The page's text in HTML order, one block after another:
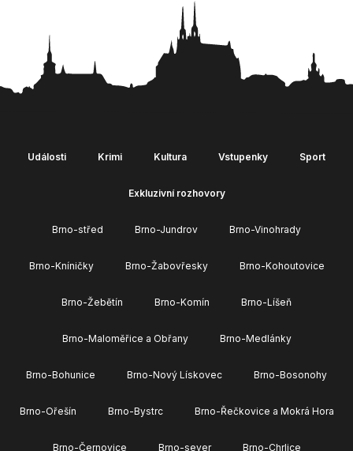
Události Krimi Kultura Vstupenky Sport
Exkluzivní rozhovory
Brno-střed Brno-Jundrov Brno-Vinohrady
Brno-Kníničky Brno-Žabovřesky Brno-Kohoutovice
Brno-Žebětín Brno-Komín Brno-Líšeň
Brno-Maloměřice a Obřany Brno-Medlánky
Brno-Bohunice Brno-Nový Lískovec Brno-Bosonohy
Brno-Ořešín Brno-Bystrc Brno-Řečkovice a Mokrá Hora
Brno-Černovice Brno-sever Brno-Chrlice